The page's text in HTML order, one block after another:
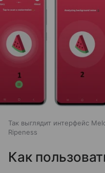
Так выглядит интерфейс
Ripeness
Как